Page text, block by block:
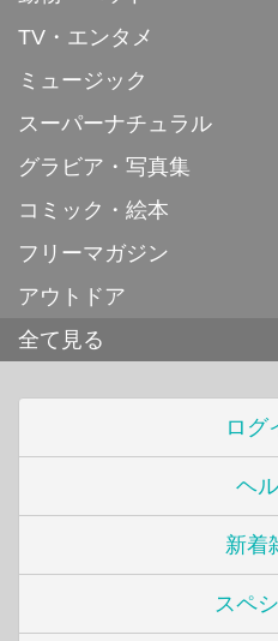
TV・エンタメ
ミュージック
スーパーナチュラル
グラビア・写真集
コミック・絵本
フリーマガジン
アウトドア
全て見る
ログ
ヘ
新着
スペ